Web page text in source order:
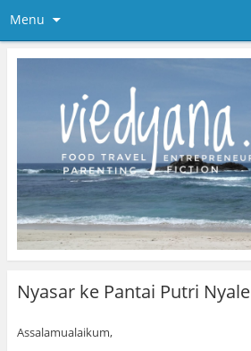
Menu
Nyasar ke Pantai Putri Nyale
Assalamualaikum,